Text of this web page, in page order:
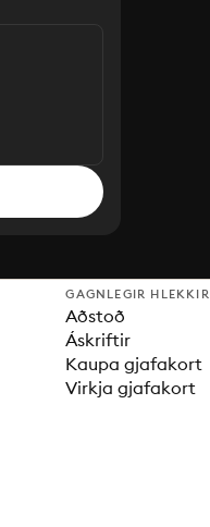
GAGNLEGIR HLEKKIR
Aðstoð
Áskriftir
Kaupa gjafakort
Virkja gjafakort